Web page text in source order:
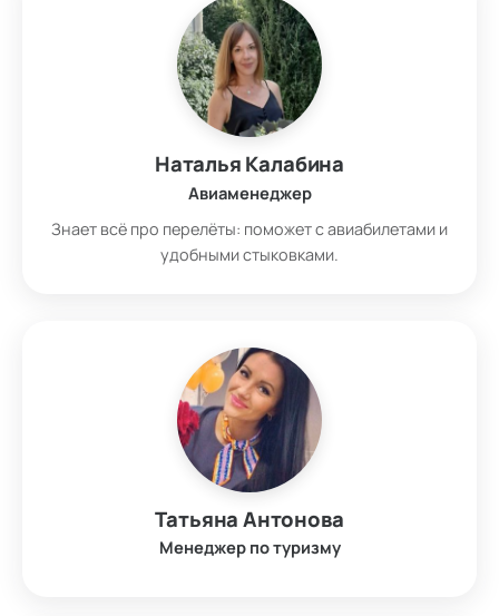
Наталья Калабина
Авиаменеджер
Знает всё про перелёты: поможет с авиабилетами и
удобными стыковками.
Татьяна Антонова
Менеджер по туризму